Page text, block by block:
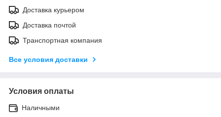
Доставка курьером
Доставка почтой
Транспортная компания
Все условия доставки
Условия оплаты
Наличными